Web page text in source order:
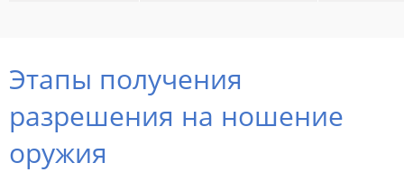
Этапы получения
разрешения на ношение
оружия